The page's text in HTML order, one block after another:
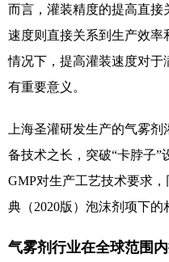
而言，灌装精度的提高直接
速度则直接关系到生产效率
情况下，提高灌装速度对
有重要意义。
上海圣灌研发生产的气雾
备技术之长，突破“卡脖子”
GMP对生产工艺技术要求
典（2020版）泡沫剂项下的
气雾剂行业在全球范围